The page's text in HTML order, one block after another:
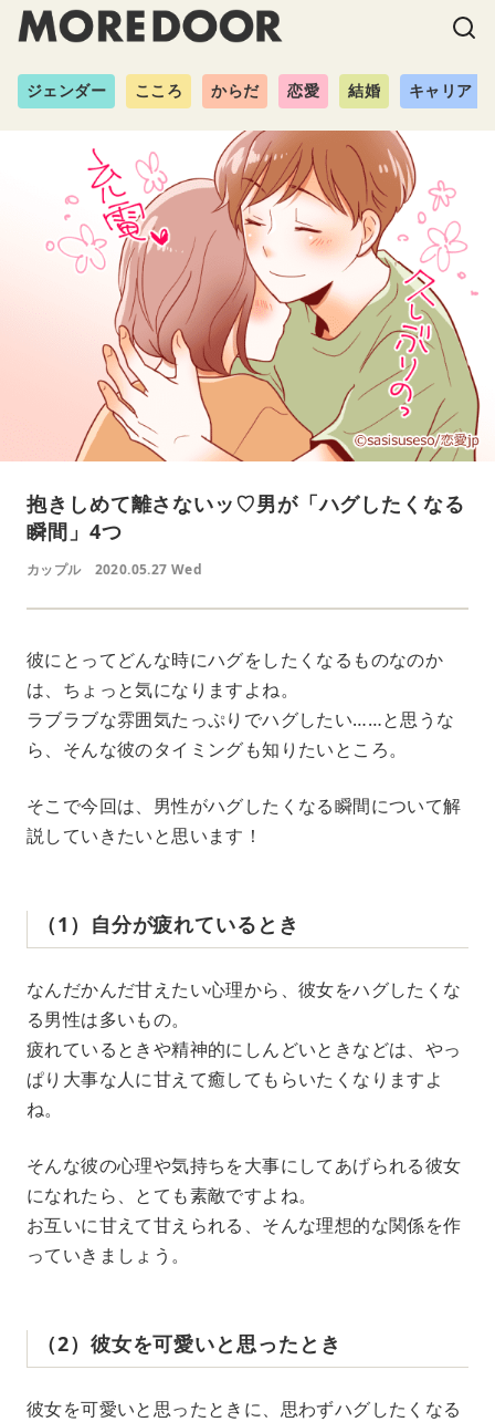
ジェンダー こころ からだ 恋愛 結婚 キャリア
抱きしめて離さないッ♡男が「ハグしたくなる
瞬間」4つ
カップル 2020.05.27 Wed
彼にとってどんな時にハグをしたくなるものなのか
は、ちょっと気になりますよね。
ラブラブな雰囲気たっぷりでハグしたい……と思うな
ら、そんな彼のタイミングも知りたいところ。
そこで今回は、男性がハグしたくなる瞬間について解
説していきたいと思います！
（1）自分が疲れているとき
なんだかんだ甘えたい心理から、彼女をハグしたくな
る男性は多いもの。
疲れているときや精神的にしんどいときなどは、やっ
ぱり大事な人に甘えて癒してもらいたくなりますよ
ね。
そんな彼の心理や気持ちを大事にしてあげられる彼女
になれたら、とても素敵ですよね。
お互いに甘えて甘えられる、そんな理想的な関係を作
っていきましょう。
（2）彼女を可愛いと思ったとき
彼女を可愛いと思ったときに、思わずハグしたくなる